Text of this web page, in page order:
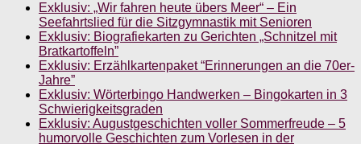
Exklusiv: „Wir fahren heute übers Meer“ – Ein
Seefahrtslied für die Sitzgymnastik mit Senioren
Exklusiv: Biografiekarten zu Gerichten „Schnitzel mit
Bratkartoffeln”
Exklusiv: Erzählkartenpaket “Erinnerungen an die 70er-
Jahre”
Exklusiv: Wörterbingo Handwerken – Bingokarten in 3
Schwierigkeitsgraden
Exklusiv: Augustgeschichten voller Sommerfreude – 5
humorvolle Geschichten zum Vorlesen in der